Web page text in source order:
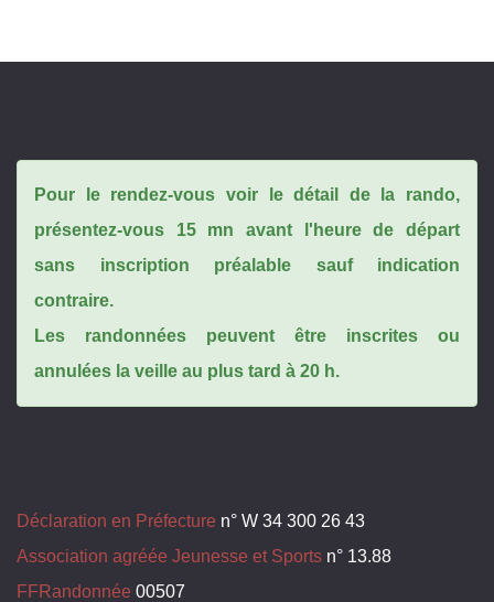
Pour le rendez-vous voir le détail de la rando,
présentez-vous 15 mn avant l'heure de départ
sans inscription préalable sauf indication
contraire.
Les randonnées peuvent être inscrites ou
annulées la veille au plus tard à 20 h.
Déclaration en Préfecture n° W 34 300 26 43
Association agréée Jeunesse et Sports n° 13.88
FFRandonnée 00507